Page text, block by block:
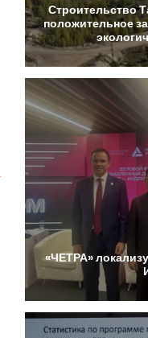
Строительство
положительное
«ЧЕТРА»